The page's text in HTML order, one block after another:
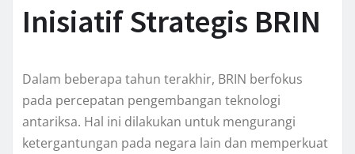
Inisiatif Strategis BRIN
Dalam beberapa tahun terakhir, BRIN berfokus
pada percepatan pengembangan teknologi
antariksa. Hal ini dilakukan untuk mengurangi
ketergantungan pada negara lain dan memperkuat